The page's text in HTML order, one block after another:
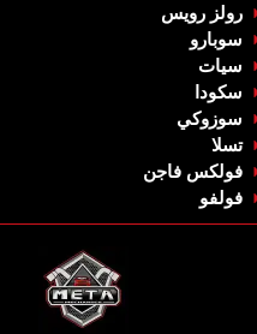
‏رولز رويس‏
‏سوبارو‏
سيات
‏سكودا‏
‏سوزوكي‏
‏تسلا‏
فولكس فاجن
‏فولفو‏